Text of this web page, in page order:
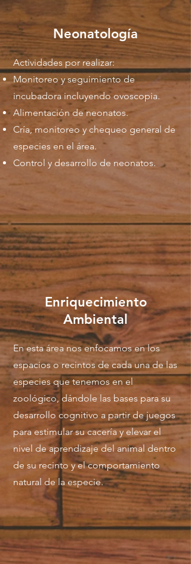
Neonatología
Actividades por realizar:
Monitoreo y seguimiento de
incubadora incluyendo ovoscopia.
Alimentación de neonatos.
Cría, monitoreo y chequeo general de
especies en el área.
Control y desarrollo de neonatos.
Enriquecimiento
Ambiental
En esta área nos enfocamos en los
espacios o recintos de cada una de las
especies que tenemos en el
zoológico, dándole las bases para su
desarrollo cognitivo a partir de juegos
para estimular su cacería y elevar el
nivel de aprendizaje del animal dentro
de su recinto y el comportamiento
natural de la especie.